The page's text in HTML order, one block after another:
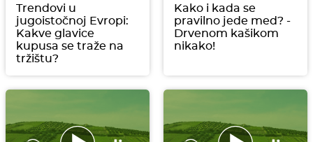
Trendovi u
jugoistočnoj Evropi:
Kakve glavice
kupusa se traže na
tržištu?
Kako i kada se
pravilno jede med? -
Drvenom kašikom
nikako!